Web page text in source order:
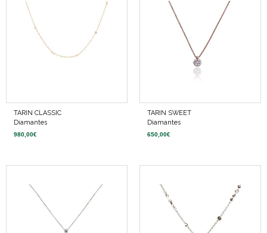
TARIN CLASSIC
Diamantes
980,00€
TARIN SWEET
Diamantes
650,00€